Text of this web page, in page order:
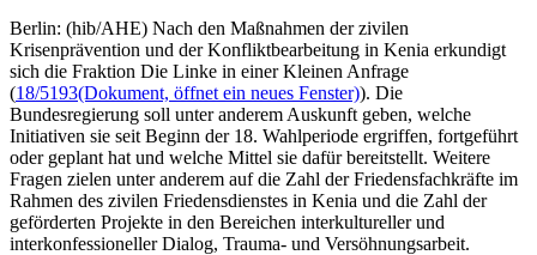
Berlin: (hib/AHE) Nach den Maßnahmen der zivilen
Krisenprävention und der Konfliktbearbeitung in Kenia erkundigt
sich die Fraktion Die Linke in einer Kleinen Anfrage
(18/5193(Dokument, öffnet ein neues Fenster)). Die
Bundesregierung soll unter anderem Auskunft geben, welche
Initiativen sie seit Beginn der 18. Wahlperiode ergriffen, fortgeführt
oder geplant hat und welche Mittel sie dafür bereitstellt. Weitere
Fragen zielen unter anderem auf die Zahl der Friedensfachkräfte im
Rahmen des zivilen Friedensdienstes in Kenia und die Zahl der
geförderten Projekte in den Bereichen interkultureller und
interkonfessioneller Dialog, Trauma- und Versöhnungsarbeit.